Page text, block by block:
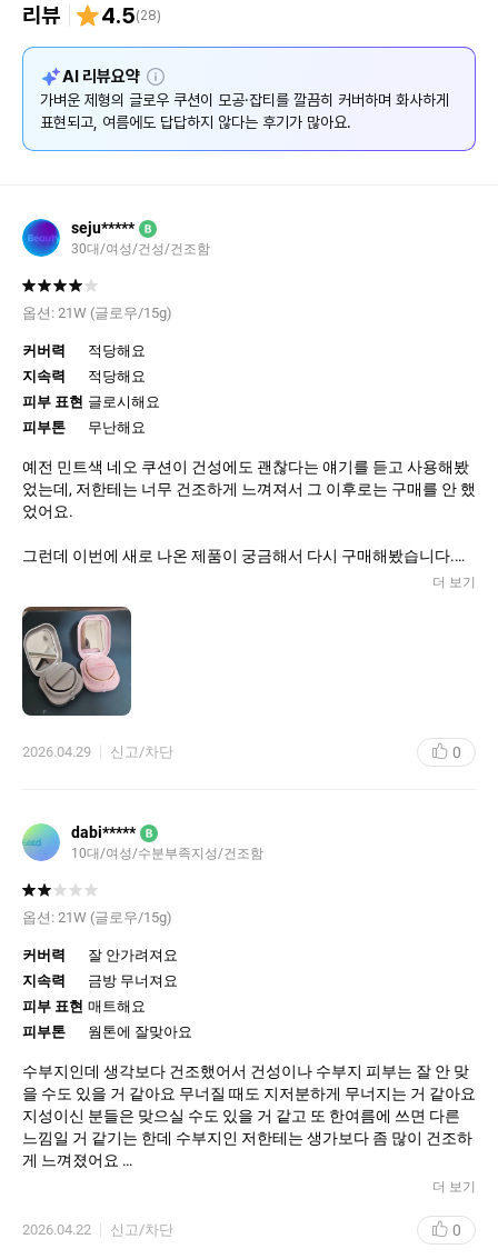
리뷰 4.5(28)
AI 리뷰요약 설
명
가벼운 제형의 글로우 쿠션이 모공·잡티를 깔끔히 커버하며 화사하게
표현되고, 여름에도 답답하지 않다는 후기가 많아요.
seju***** B
30대/여성/건성/건조함
옵션: 21W (글로우/15g)
커버력
적당해요
지속력
적당해요
피부 표현 글로시해요
피부톤
무난해요
예전 민트색 네오 쿠션이 건성에도 괜찮다는 얘기를 듣고 사용해봤
었는데, 저한테는 너무 건조하게 느껴져서 그 이후로는 구매를 안 했
었어요.
그런데 이번에 새로 나온 제품이 궁금해서 다시 구매해봤습니다.
극건성 타입인 제가 글로우 팩트를 사용해보니 확실히 촉촉한 느낌
다만 기초를 꼼꼼하게 해줘야 유튜브에서 보던 것처럼 매끈하게 잘
발리고,
기초가 부족한 날에는 살짝 들뜨는 게 눈에 보이더라고요.
피부 상태에 따라 표현 차이가 있는 제품이라 기초가 중요한 쿠션이
더 보기
2026.04.29 신고/차단 0
dabi***** B
10대/여성/수분부족지성/건조함
옵션: 21W (글로우/15g)
커버력
잘 안가려져요
지속력
금방 무너져요
피부 표현 매트해요
피부톤
웜톤에 잘맞아요
수부지인데 생각보다 건조했어서 건성이나 수부지 피부는 잘 안 맞
을 수도 있을 거 같아요 무너질 때도 지저분하게 무너지는 거 같아요
지성이신 분들은 맞으실 수도 있을 거 같고 또 한여름에 쓰면 다른
느낌일 거 같기는 한데 수부지인 저한테는 생가보다 좀 많이 건조하
게 느껴졌어요
커버력도 높지는 않았고 코 모공 커버는 괜찮았던 거 같아요 지속력
미스트도 뿌렸는데 넘 건조했어요.. 잡티 커버는 잘 안되는 편이라
컨실러도 같이 사용하는 게 좋을 거 같아요 글로시한 느낌은 잘 못
더 보기
2026.04.22 신고/차단 0